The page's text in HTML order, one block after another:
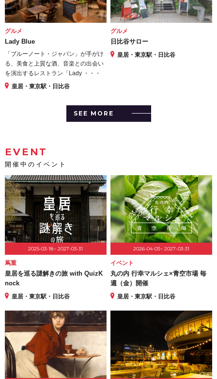
グルメ
Lady Blue
「ブルーノート・ジャパン」が手がけ
る、美食と上質な酒、音楽との出会い
を演出するレストラン「Lady ・・・
皇居・東京駅・日比谷
グルメ
日比谷サロー
皇居・東京駅・日比谷
SEE MORE
EVENT
開催中のイベント
2025-03-18~ 2027-03-31
蔦重
皇居を巡る謎解きの旅 with QuizK
nock
皇居・東京駅・日比谷
2026-04-03~ 2027-03-31
イベント
丸の内 行幸マルシェ×青空市場 毎
週（金）開催
皇居・東京駅・日比谷